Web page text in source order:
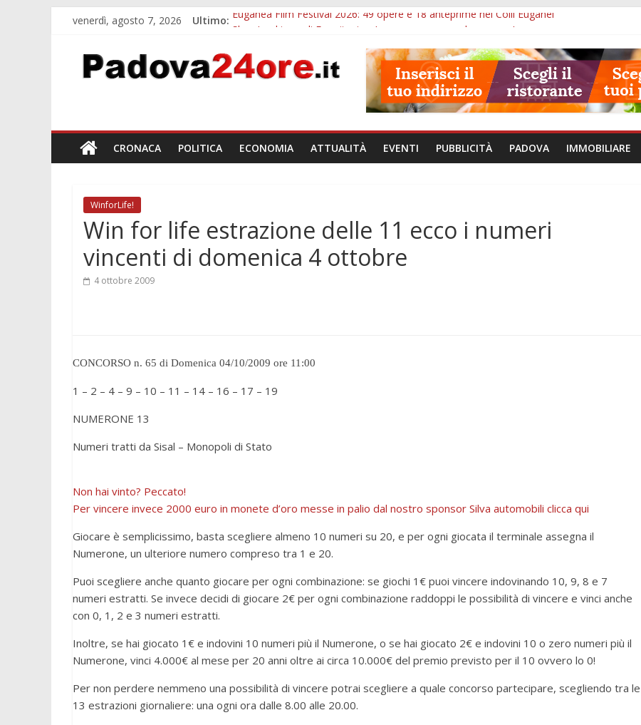
venerdì, agosto 7, 2026 Ultimo: Euganea Film Festival 2026: 49 opere e 18 anteprime nei Colli Euganei
Notizie di Padova alle ore 21: lavoratore morto, credito sul gasolio e IA nei Comuni
Orto Botanico Padova: visite ed escursioni fino a settembre
Concorso Università di Padova: 5 funzionari, domande entro il 7 agosto
CRONACA POLITICA ECONOMIA ATTUALITÀ EVENTI PUBBLICITÀ PADOVA IMMOBILIARE
WinforLife!
Win for life estrazione delle 11 ecco i numeri
vincenti di domenica 4 ottobre
4 ottobre 2009
CONCORSO n. 65 di Domenica 04/10/2009 ore 11:00
1 – 2 – 4 – 9 – 10 – 11 – 14 – 16 – 17 – 19
NUMERONE 13
Numeri tratti da Sisal – Monopoli di Stato
Non hai vinto? Peccato!
Per vincere invece 2000 euro in monete d’oro messe in palio dal nostro sponsor Silva automobili clicca qui
Giocare è semplicissimo, basta scegliere almeno 10 numeri su 20, e per ogni giocata il terminale assegna il
Numerone, un ulteriore numero compreso tra 1 e 20.
Puoi scegliere anche quanto giocare per ogni combinazione: se giochi 1€ puoi vincere indovinando 10, 9, 8 e 7
numeri estratti. Se invece decidi di giocare 2€ per ogni combinazione raddoppi le possibilità di vincere e vinci anche
con 0, 1, 2 e 3 numeri estratti.
Inoltre, se hai giocato 1€ e indovini 10 numeri più il Numerone, o se hai giocato 2€ e indovini 10 o zero numeri più il
Numerone, vinci 4.000€ al mese per 20 anni oltre ai circa 10.000€ del premio previsto per il 10 ovvero lo 0!
Per non perdere nemmeno una possibilità di vincere potrai scegliere a quale concorso partecipare, scegliendo tra le
13 estrazioni giornaliere: una ogni ora dalle 8.00 alle 20.00.